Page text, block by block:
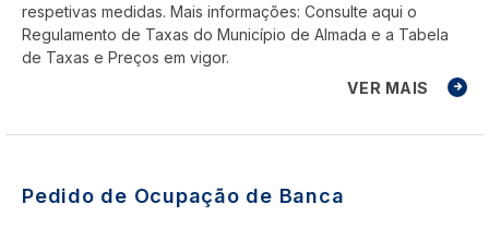
respetivas medidas. Mais informações: Consulte aqui o
Regulamento de Taxas do Município de Almada e a Tabela
de Taxas e Preços em vigor.
VER MAIS
Pedido de Ocupação de Banca